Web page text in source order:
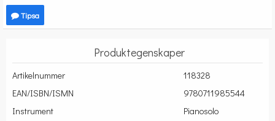
Tipsa
Produktegenskaper
Artikelnummer
118328
EAN/ISBN/ISMN
9780711985544
Instrument
Pianosolo